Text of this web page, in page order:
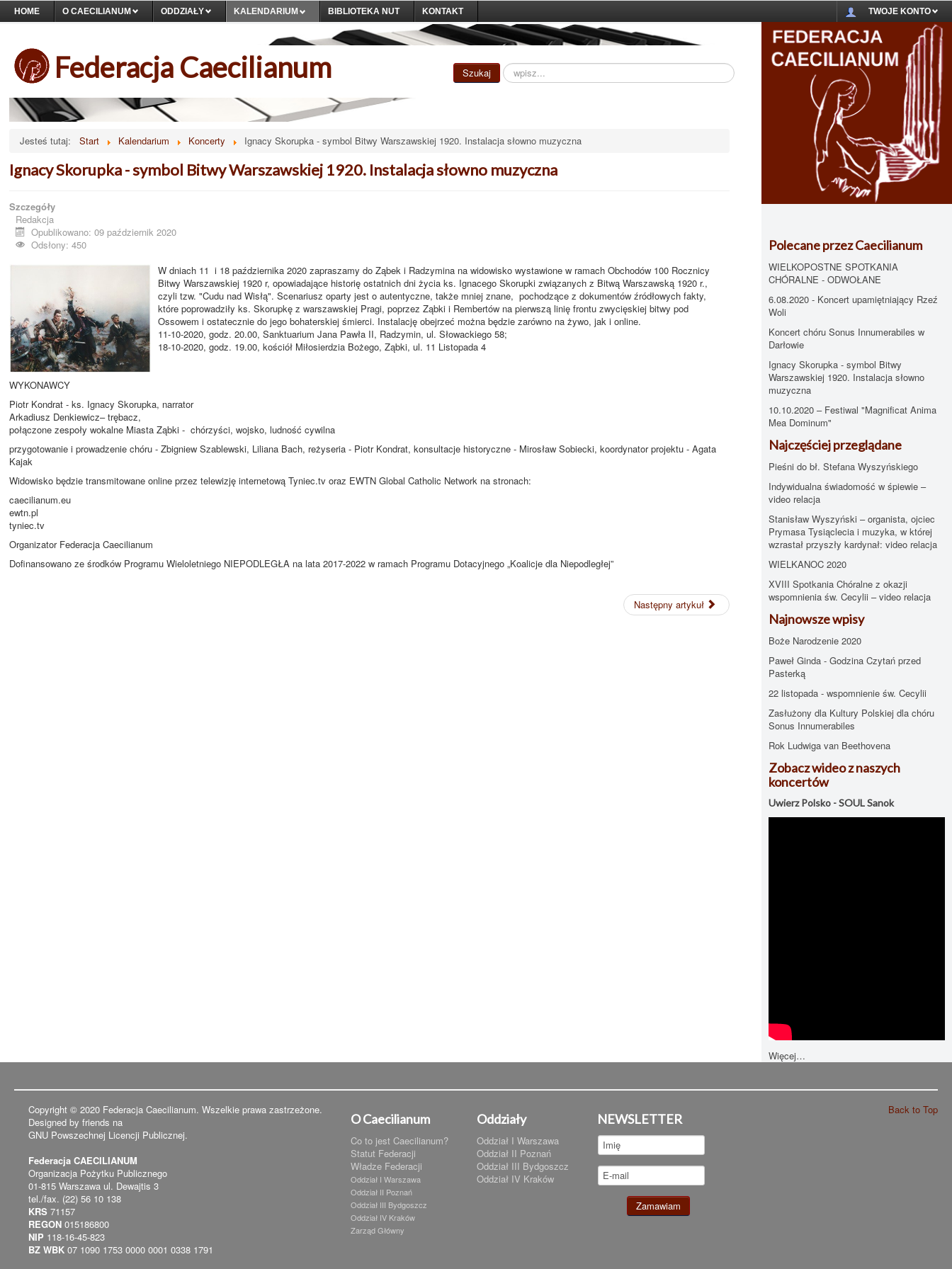
HOME O CAECILIANUM ODDZIAŁY KALENDARIUM BIBLIOTEKA NUT KONTAKT TWOJE KONTO
Federacja Caecilianum Szukaj Szukaj...
Jesteś tutaj: Start Kalendarium Koncerty Ignacy Skorupka - symbol Bitwy Warszawskiej 1920. Instalacja słowno muzyczna
Ignacy Skorupka - symbol Bitwy Warszawskiej 1920. Instalacja słowno muzyczna
Szczegóły
Redakcja
Opublikowano: 09 październik 2020
Odsłony: 450
W dniach 11 i 18 października 2020 zapraszamy do Ząbek i Radzymina na widowisko wystawione w ramach Obchodów 100 Rocznicy
Bitwy Warszawskiej 1920 r, opowiadające historię ostatnich dni życia ks. Ignacego Skorupki związanych z Bitwą Warszawską 1920 r.,
czyli tzw. "Cudu nad Wisłą". Scenariusz oparty jest o autentyczne, także mniej znane, pochodzące z dokumentów źródłowych fakty,
które poprowadziły ks. Skorupkę z warszawskiej Pragi, poprzez Ząbki i Rembertów na pierwszą linię frontu zwycięskiej bitwy pod
Ossowem i ostatecznie do jego bohaterskiej śmierci. Instalację obejrzeć można będzie zarówno na żywo, jak i online.
11-10-2020, godz. 20.00, Sanktuarium Jana Pawła II, Radzymin, ul. Słowackiego 58;
18-10-2020, godz. 19.00, kościół Miłosierdzia Bożego, Ząbki, ul. 11 Listopada 4
WYKONAWCY
Piotr Kondrat - ks. Ignacy Skorupka, narrator
Arkadiusz Denkiewicz– trębacz,
połączone zespoły wokalne Miasta Ząbki - chórzyści, wojsko, ludność cywilna
przygotowanie i prowadzenie chóru - Zbigniew Szablewski, Liliana Bach, reżyseria - Piotr Kondrat, konsultacje historyczne - Mirosław Sobiecki, koordynator projektu - Agata
Kajak
Widowisko będzie transmitowane online przez telewizję internetową Tyniec.tv oraz EWTN Global Catholic Network na stronach:
caecilianum.eu
ewtn.pl
tyniec.tv
Organizator Federacja Caecilianum
Dofinansowano ze środków Programu Wieloletniego NIEPODLEGŁA na lata 2017-2022 w ramach Programu Dotacyjnego „Koalicje dla Niepodległej”
Następny artykuł
Polecane przez Caecilianum
WIELKOPOSTNE SPOTKANIA
CHÓRALNE - ODWOŁANE
6.08.2020 - Koncert upamiętniający Rzeź
Woli
Koncert chóru Sonus Innumerabiles w
Darłowie
Ignacy Skorupka - symbol Bitwy
Warszawskiej 1920. Instalacja słowno
muzyczna
10.10.2020 – Festiwal "Magnificat Anima
Mea Dominum"
Najczęściej przeglądane
Pieśni do bł. Stefana Wyszyńskiego
Indywidualna świadomość w śpiewie –
video relacja
Stanisław Wyszyński – organista, ojciec
Prymasa Tysiąclecia i muzyka, w której
wzrastał przyszły kardynał: video relacja
WIELKANOC 2020
XVIII Spotkania Chóralne z okazji
wspomnienia św. Cecylii – video relacja
Najnowsze wpisy
Boże Narodzenie 2020
Paweł Ginda - Godzina Czytań przed
Pasterką
22 listopada - wspomnienie św. Cecylii
Zasłużony dla Kultury Polskiej dla chóru
Sonus Innumerabiles
Rok Ludwiga van Beethovena
Zobacz wideo z naszych
koncertów
Uwierz Polsko - SOUL Sanok
Więcej…
Copyright © 2020 Federacja Caecilianum. Wszelkie prawa zastrzeżone.
Designed by friends na
GNU Powszechnej Licencji Publicznej.
Federacja CAECILIANUM
Organizacja Pożytku Publicznego
01-815 Warszawa ul. Dewajtis 3
tel./fax. (22) 56 10 138
KRS 71157
REGON 015186800
NIP 118-16-45-823
BZ WBK 07 1090 1753 0000 0001 0338 1791
O Caecilianum
Co to jest Caecilianum?
Statut Federacji
Władze Federacji
Oddział I Warszawa
Oddział II Poznań
Oddział III Bydgoszcz
Oddział IV Kraków
Zarząd Główny
Oddziały
Oddział I Warszawa
Oddział II Poznań
Oddział III Bydgoszcz
Oddział IV Kraków
NEWSLETTER
Back to Top